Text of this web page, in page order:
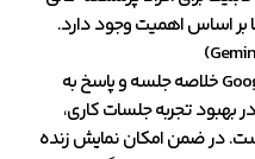
بر اساس اهمیت وجود دارد.
جمینای در Google Meet خلاصه جلسه و پاسخ به
بهبود تجربه جلسات کاری،
در ضمن امکان نمایش زنده